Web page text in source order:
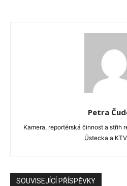
Petra
Kamera, reportérská činnost a střih
Ústecka a
SOUVISEJÍCÍ PŘÍSPĚVKY